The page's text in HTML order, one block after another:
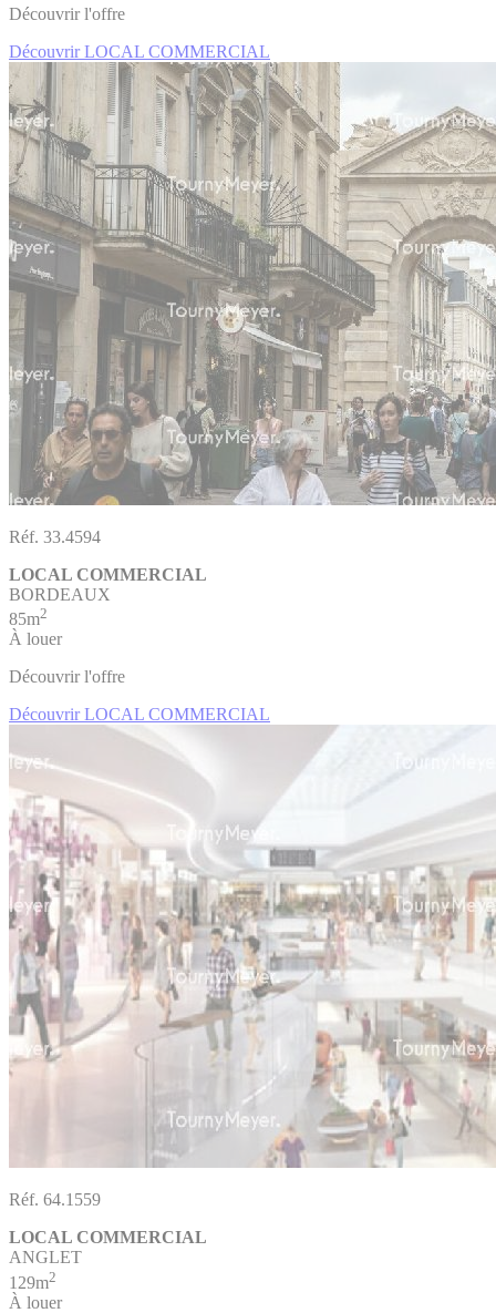
Découvrir l'offre
Découvrir LOCAL COMMERCIAL
Réf. 33.4594
LOCAL COMMERCIAL
BORDEAUX
85m2
À louer
Découvrir l'offre
Découvrir LOCAL COMMERCIAL
Réf. 64.1559
LOCAL COMMERCIAL
ANGLET
129m2
À louer